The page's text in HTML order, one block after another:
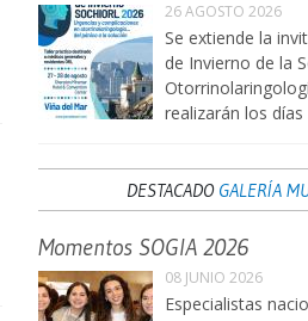
26 AGOSTO 2026
Se extiende la
de Invierno de la
realizarán los días
DESTACADO GALERÍA
Momentos SOGIA 2026
08 JUNIO 2026
Especialistas